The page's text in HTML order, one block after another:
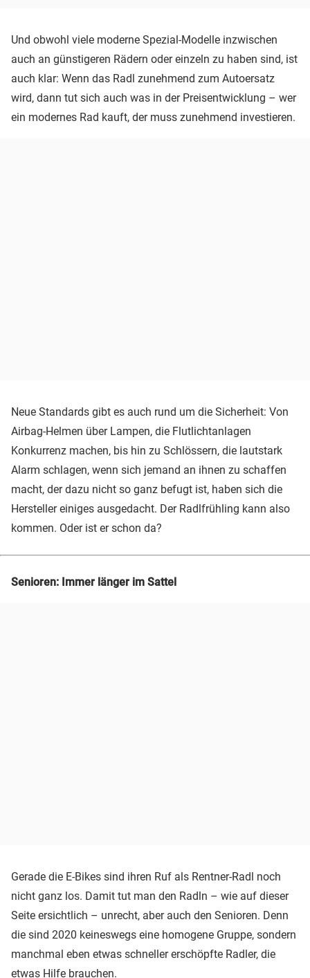
Und obwohl viele moderne Spezial-Modelle inzwischen
auch an günstigeren Rädern oder einzeln zu haben sind, ist
auch klar: Wenn das Radl zunehmend zum Autoersatz
wird, dann tut sich auch was in der Preisentwicklung – wer
ein modernes Rad kauft, der muss zunehmend investieren.
Neue Standards gibt es auch rund um die Sicherheit: Von
Airbag-Helmen über Lampen, die Flutlichtanlagen
Konkurrenz machen, bis hin zu Schlössern, die lautstark
Alarm schlagen, wenn sich jemand an ihnen zu schaffen
macht, der dazu nicht so ganz befugt ist, haben sich die
Hersteller einiges ausgedacht. Der Radlfrühling kann also
kommen. Oder ist er schon da?
Senioren: Immer länger im Sattel
Gerade die E-Bikes sind ihren Ruf als Rentner-Radl noch
nicht ganz los. Damit tut man den Radln – wie auf dieser
Seite ersichtlich – unrecht, aber auch den Senioren. Denn
die sind 2020 keineswegs eine homogene Gruppe, sondern
manchmal eben etwas schneller erschöpfte Radler, die
etwas Hilfe brauchen.